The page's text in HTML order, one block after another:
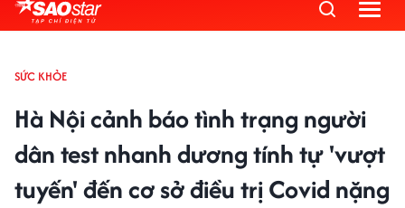
SỨC KHỎE
Hà Nội cảnh báo tình trạng người
dân test nhanh dương tính tự 'vượt
tuyến' đến cơ sở điều trị Covid nặng